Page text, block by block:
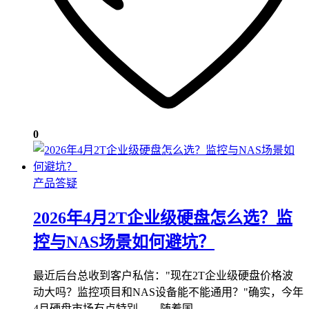
0
产品答疑
2026年4月2T企业级硬盘怎么选？监
控与NAS场景如何避坑？
最近后台总收到客户私信："现在2T企业级硬盘价格波
动大吗？监控项目和NAS设备能不能通用？"确实，今年